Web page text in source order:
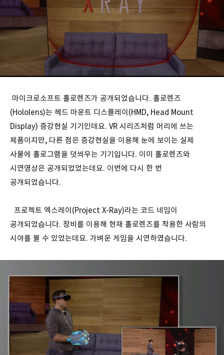
마이크로소프트 홀로렌즈가 공개되었습니다. 홀로렌즈
(Hololens)는 헤드 마운트 디스플레이(HMD, Head Mount
Display) 증강현실 기기인데요. VR 시리즈처럼 머리에 쓰는
제품이지만, 다른 점은 증강현실을 이용해 눈에 보이는 실제
사물에 홀로그램을 덧씌우는 기기입니다. 이미 홀로렌즈와
시연영상은 공개되었었는데요. 이번에 다시 한 번
공개되었습니다.
프로젝트 엑스레이(Project X-Ray)라는 코드 네임이
공개되었습니다. 장비를 이용해 현재 홀로렌즈를 착용한 사람의
시야를 볼 수 있었는데요. 가벼운 게임을 시연하였습니다.